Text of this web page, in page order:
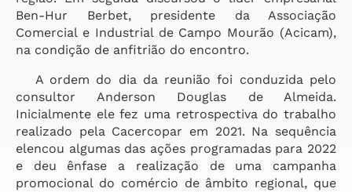
Ben-Hur Berbet, presidente da Associação
Comercial e Industrial de Campo Mourão (Acicam),
na condição de anfitrião do encontro.
A ordem do dia da reunião foi conduzida pelo
consultor Anderson Douglas de Almeida.
Inicialmente ele fez uma retrospectiva do trabalho
realizado pela Cacercopar em 2021. Na sequência
elencou algumas das ações programadas para 2022
e deu ênfase a realização de uma campanha
promocional do comércio de âmbito regional, que